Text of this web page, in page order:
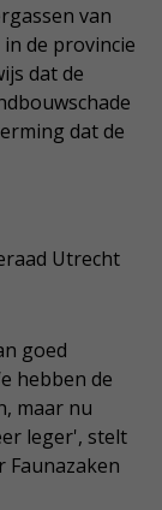
van
de provincie
dat de
dat de
Utrecht
goed
hebben de
maar nu
leger', stelt